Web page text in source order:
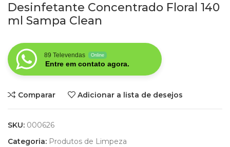
Desinfetante Concentrado Floral 140
ml Sampa Clean
89 Televendas Online
Entre em contato agora.
Comparar Adicionar a lista de desejos
SKU: 000626
Categoria: Produtos de Limpeza